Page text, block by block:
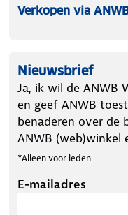
Verkopen via
Nieuwsbrief
Ja, ik wil de ANWB
en geef ANWB
benaderen over de
ANWB (web)winkel
*Alleen voor leden
E-mailadres